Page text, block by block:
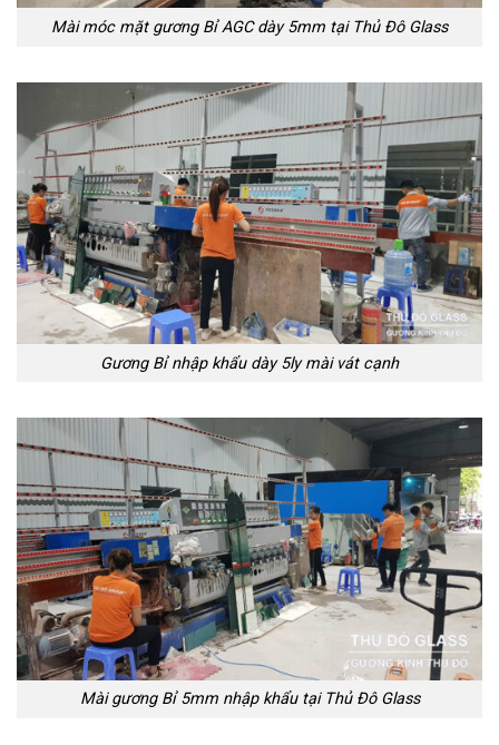
Mài móc mặt gương Bỉ AGC dày 5mm tại Thủ Đô Glass
Gương Bỉ nhập khẩu dày 5ly mài vát cạnh
Mài gương Bỉ 5mm nhập khẩu tại Thủ Đô Glass